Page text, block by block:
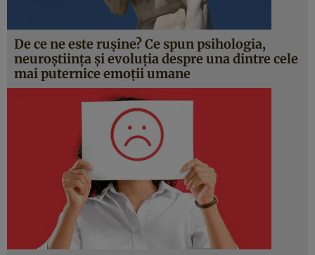
De ce ne este rușine? Ce spun psihologia,
neuroștiința și evoluția despre una dintre cele
mai puternice emoții umane